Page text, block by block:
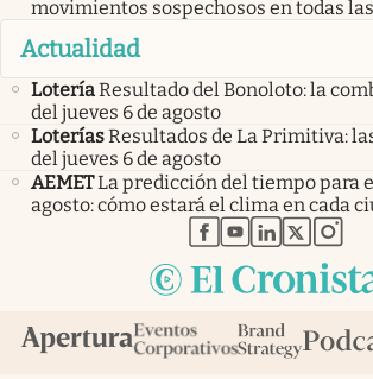
movimientos sospechosos en todas
Actualidad
LoteríaResultado del Bonoloto: la
del jueves 6 de agosto
LoteríasResultados de La Primitiva:
del jueves 6 de agosto
AEMETLa predicción del tiempo para
agosto: cómo estará el clima en cada
abre en nueva
abre en nueva
abre en
abre